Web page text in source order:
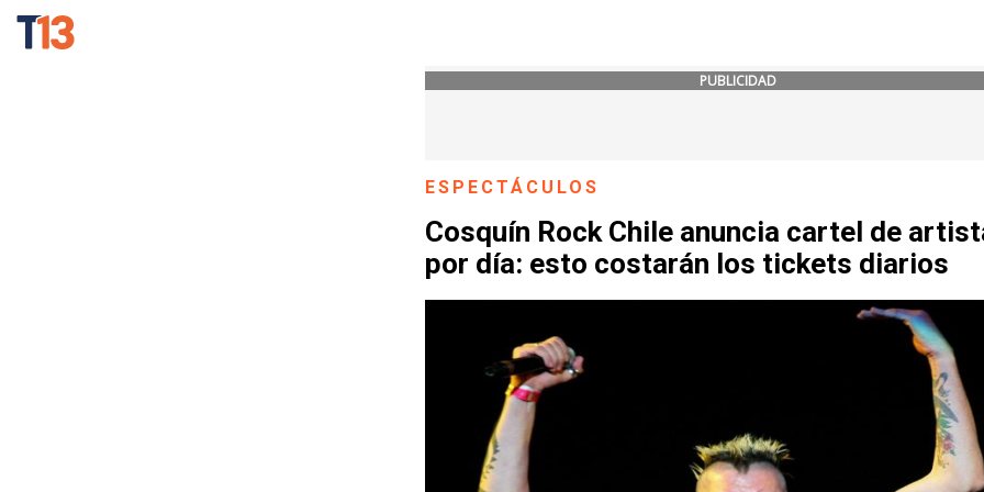
PUBLICIDAD
ESPECTÁCULOS
Cosquín Rock Chile anuncia cartel de
por día: esto costarán los tickets diarios